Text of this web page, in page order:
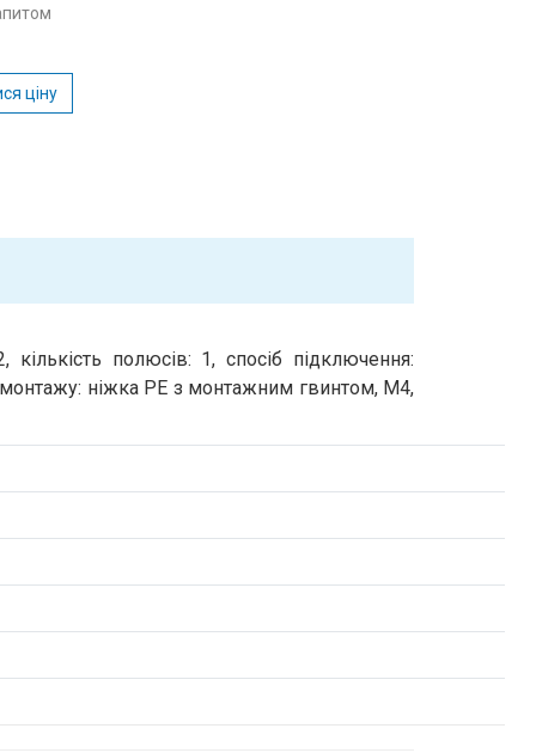
ціну
полюсів: 1, спосіб підключення:
монтажу: ніжка PE з монтажним гвинтом, M4,